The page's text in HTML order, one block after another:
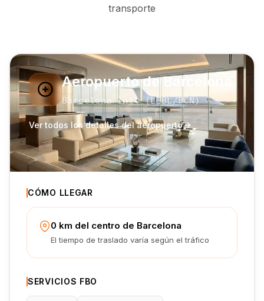
transporte
Aeropuerto de Barcelona
Barcelona Intl(LEBL/BCN)
Ver todos los detalles del aeropuerto
CÓMO LLEGAR
0 km del centro de Barcelona
El tiempo de traslado varía según el tráfico
SERVICIOS FBO